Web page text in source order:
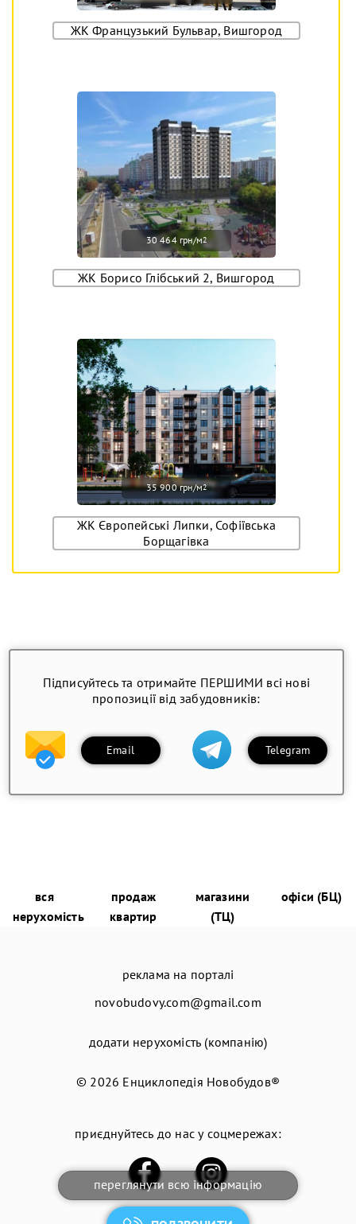
переглянути всю інформацію
ЖК Французький Бульвар, Вишгород
30 464 грн/м2
ЖК Борисо Глібський 2, Вишгород
35 900 грн/м2
ЖК Європейські Липки, Софіївська
Борщагівка
Підписуйтесь та отримайте ПЕРШИМИ всі нові
пропозиції від забудовників:
Email Telegram
вся
нерухомість
продаж
квартир
магазини
(ТЦ)
офіси (БЦ)
реклама на порталі
novobudovy.com@gmail.com
додати нерухомість (компанію)
© 2026 Енциклопедія Новобудов®
приєднуйтесь до нас у соцмережах: